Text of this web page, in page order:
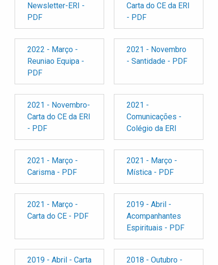
Newsletter-ERI -
PDF
Carta do CE da ERI
- PDF
2022 - Março -
Reuniao Equipa -
PDF
2021 - Novembro
- Santidade - PDF
2021 - Novembro-
Carta do CE da ERI
- PDF
2021 -
Comunicações -
Colégio da ERI
2021 - Março -
Carisma - PDF
2021 - Março -
Mística - PDF
2021 - Março -
Carta do CE - PDF
2019 - Abril -
Acompanhantes
Espirituais - PDF
2019 - Abril - Carta
2018 - Outubro -